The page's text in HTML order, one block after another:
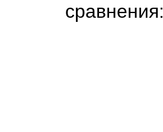
сравнения: